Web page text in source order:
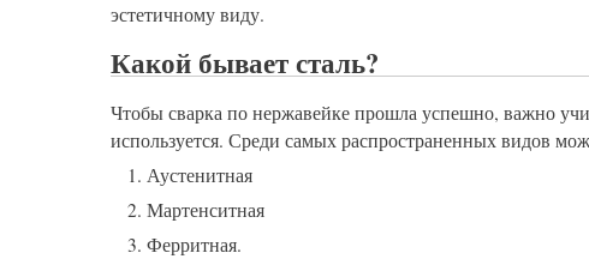
эстетичному виду.
Какой бывает сталь?
Чтобы сварка по нержавейке прошла успешно, важно
используется. Среди самых распространенных видов
Аустенитная
Мартенситная
Ферритная.